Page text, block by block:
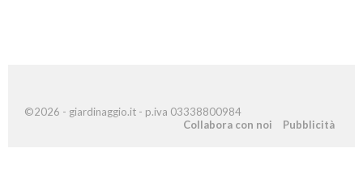
©2026 - giardinaggio.it - p.iva 03338800984
Collabora con noi
Pubblicità